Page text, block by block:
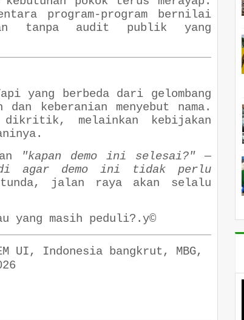
program-program bernilai
tanpa audit publik yang
yang berbeda dari gelombang
keberanian menyebut nama.
dikritik, melainkan kebijakan
"kapan demo ini selesai?"
—
agar demo ini tidak perlu
jalan raya akan selalu
yang masih peduli? .y©
UI, Indonesia bangkrut, MBG,